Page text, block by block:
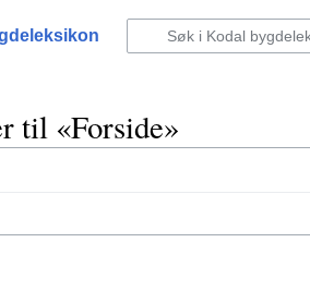
til «Forside»